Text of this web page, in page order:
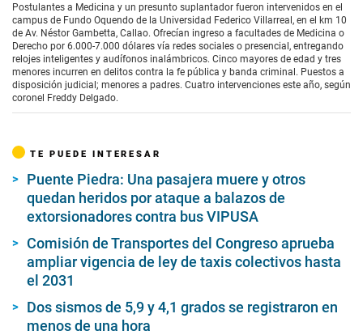
Postulantes a Medicina y un presunto suplantador fueron intervenidos en el
campus de Fundo Oquendo de la Universidad Federico Villarreal, en el km 10
de Av. Néstor Gambetta, Callao. Ofrecían ingreso a facultades de Medicina o
Derecho por 6.000-7.000 dólares vía redes sociales o presencial, entregando
relojes inteligentes y audífonos inalámbricos. Cinco mayores de edad y tres
menores incurren en delitos contra la fe pública y banda criminal. Puestos a
disposición judicial; menores a padres. Cuatro intervenciones este año, según
coronel Freddy Delgado.
TE PUEDE INTERESAR
Puente Piedra: Una pasajera muere y otros
quedan heridos por ataque a balazos de
extorsionadores contra bus VIPUSA
Comisión de Transportes del Congreso aprueba
ampliar vigencia de ley de taxis colectivos hasta
el 2031
Dos sismos de 5,9 y 4,1 grados se registraron en
menos de una hora